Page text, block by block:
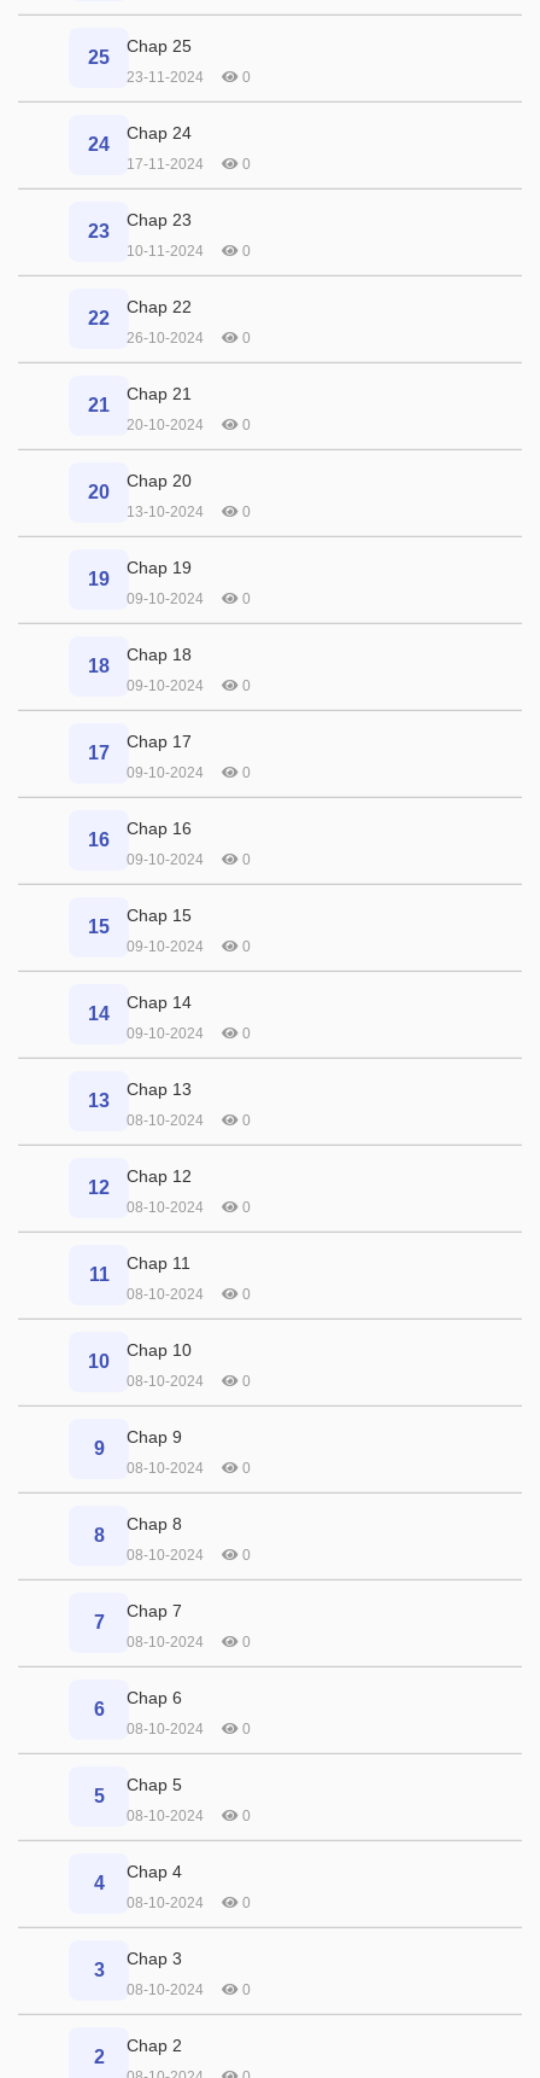
25
Chap 25
23-11-2024 0
24
Chap 24
17-11-2024 0
23
Chap 23
10-11-2024 0
22
Chap 22
26-10-2024 0
21
Chap 21
20-10-2024 0
20
Chap 20
13-10-2024 0
19
Chap 19
09-10-2024 0
18
Chap 18
09-10-2024 0
17
Chap 17
09-10-2024 0
16
Chap 16
09-10-2024 0
15
Chap 15
09-10-2024 0
14
Chap 14
09-10-2024 0
13
Chap 13
08-10-2024 0
12
Chap 12
08-10-2024 0
11
Chap 11
08-10-2024 0
10
Chap 10
08-10-2024 0
9
Chap 9
08-10-2024 0
8
Chap 8
08-10-2024 0
7
Chap 7
08-10-2024 0
6
Chap 6
08-10-2024 0
5
Chap 5
08-10-2024 0
4
Chap 4
08-10-2024 0
3
Chap 3
08-10-2024 0
2
Chap 2